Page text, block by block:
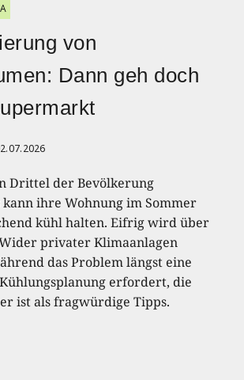
von
Dann geh doch
Drittel der Bevölkerung
ihre Wohnung im Sommer
kühl halten. Eifrig wird über
privater Klimaanlagen
das Problem längst eine
erfordert, die
ist als fragwürdige Tipps.